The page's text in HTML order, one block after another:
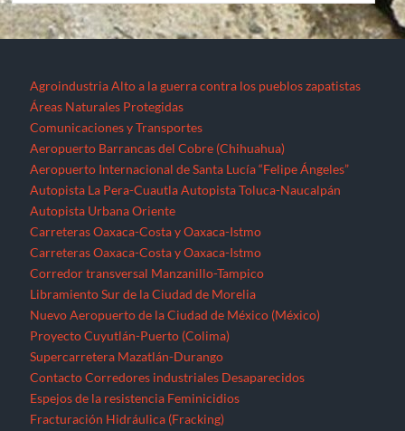
Agroindustria Alto a la guerra contra los pueblos zapatistas
Áreas Naturales Protegidas
Comunicaciones y Transportes
Aeropuerto Barrancas del Cobre (Chihuahua)
Aeropuerto Internacional de Santa Lucía “Felipe Ángeles”
Autopista La Pera-Cuautla Autopista Toluca-Naucalpán
Autopista Urbana Oriente
Carreteras Oaxaca-Costa y Oaxaca-Istmo
Carreteras Oaxaca-Costa y Oaxaca-Istmo
Corredor transversal Manzanillo-Tampico
Libramiento Sur de la Ciudad de Morelia
Nuevo Aeropuerto de la Ciudad de México (México)
Proyecto Cuyutlán-Puerto (Colima)
Supercarretera Mazatlán-Durango
Contacto Corredores industriales Desaparecidos
Espejos de la resistencia Feminicidios
Fracturación Hidráulica (Fracking)